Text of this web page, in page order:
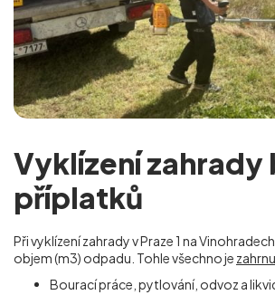
Vyklízení zahrady
příplatků
Při vyklízení zahrady v Praze 1 na Vinohradech
objem (m3) odpadu. Tohle všechno je
Bourací práce, pytlování, odvoz a